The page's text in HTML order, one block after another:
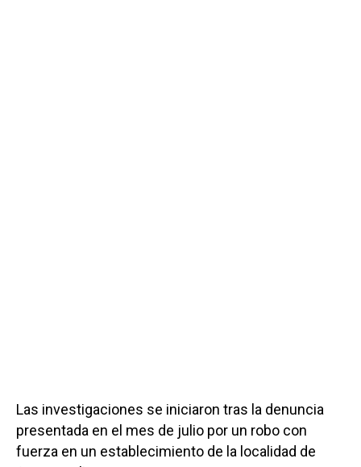
Las investigaciones se iniciaron tras la denuncia
presentada en el mes de julio por un robo con
fuerza en un establecimiento de la localidad de